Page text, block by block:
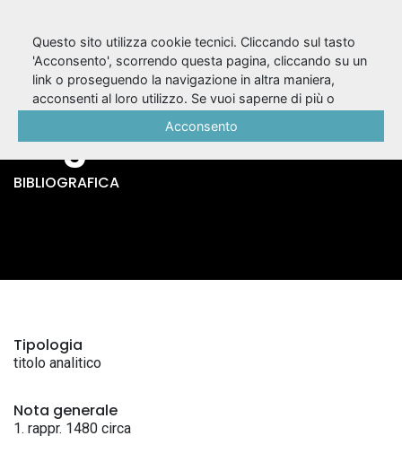
La favola d'Orfeo /
Angelo Poliziano
BIBLIOGRAFICA
Tipologia
titolo analitico
Nota generale
1. rappr. 1480 circa
Questo sito utilizza cookie tecnici. Cliccando sul tasto
'Acconsento', scorrendo questa pagina, cliccando su un
link o proseguendo la navigazione in altra maniera,
acconsenti al loro utilizzo. Se vuoi saperne di più o
Acconsento